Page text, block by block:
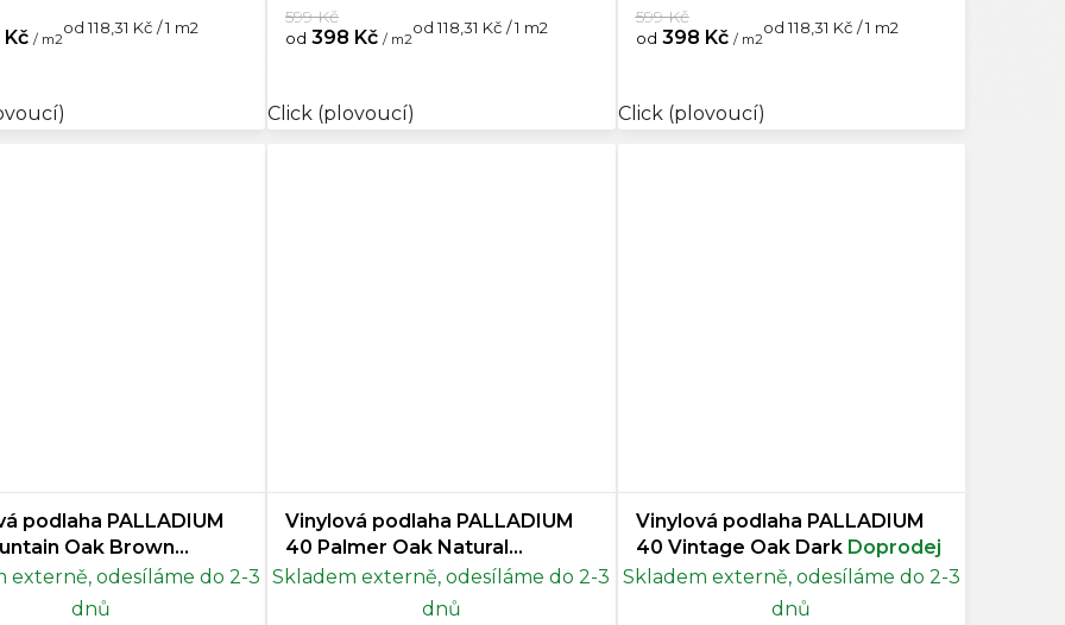
/ m2
Měrná
cena:
od 118,31 Kč / 1 m2
od 398 Kč / m2
599 Kč
Měrná
cena:
od 118,31 Kč / 1 m2
Click (plovoucí)
od 398 Kč / m2
599 Kč
Měrná
cena:
od 118,31 Kč / 1 m2
Click (plovoucí)
podlaha PALLADIUM
Oak Brown
externě, odesíláme do 2-3
dnů
Vinylová podlaha PALLADIUM
40 Palmer Oak Natural
Doprodej
Skladem externě, odesíláme do 2-3
dnů
Vinylová podlaha PALLADIUM
40 Vintage Oak Dark Doprodej
Skladem externě, odesíláme do 2-3
dnů